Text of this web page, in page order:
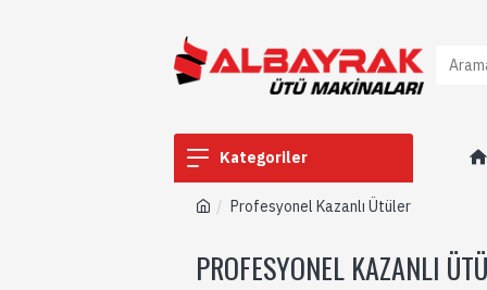
Kategoriler
Profesyonel Kazanlı Ütüler
PROFESYONEL KAZANLI